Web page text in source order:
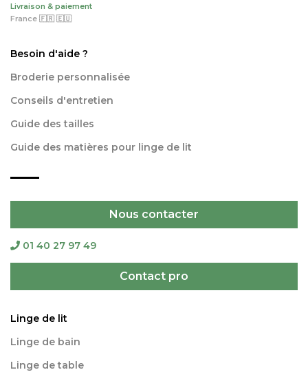
Livraison & paiement
France 🇫🇷 🇪🇺
Besoin d'aide ?
Broderie personnalisée
Conseils d'entretien
Guide des tailles
Guide des matières pour linge de lit
Nous contacter
01 40 27 97 49
Contact pro
Linge de lit
Linge de bain
Linge de table